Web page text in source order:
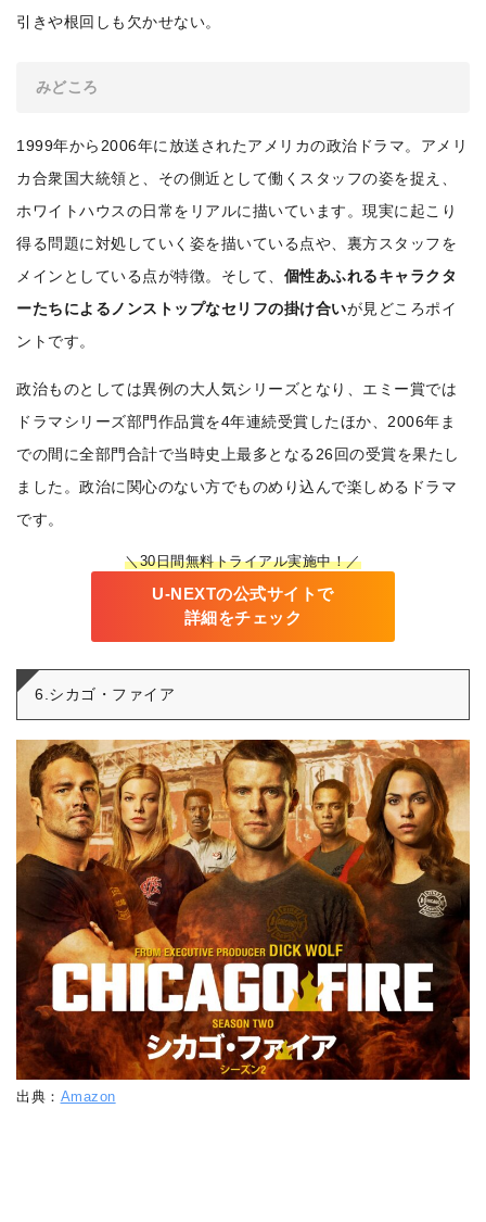
引きや根回しも欠かせない。
みどころ
1999年から2006年に放送されたアメリカの政治ドラマ。アメリ
カ合衆国大統領と、その側近として働くスタッフの姿を捉え、
ホワイトハウスの日常をリアルに描いています。現実に起こり
得る問題に対処していく姿を描いている点や、裏方スタッフを
メインとしている点が特徴。そして、 個性あふれるキャラクタ
ーたちによるノンストップなセリフの掛け合いが見どころポイ
ントです。
政治ものとしては異例の大人気シリーズとなり、エミー賞では
ドラマシリーズ部門作品賞を4年連続受賞したほか、2006年ま
での間に全部門合計で当時史上最多となる26回の受賞を果たし
ました。政治に関心のない方でものめり込んで楽しめるドラマ
です。
＼30日間無料トライアル実施中！／
U-NEXTの公式サイトで
詳細をチェック
6.シカゴ・ファイア
出典： Amazon